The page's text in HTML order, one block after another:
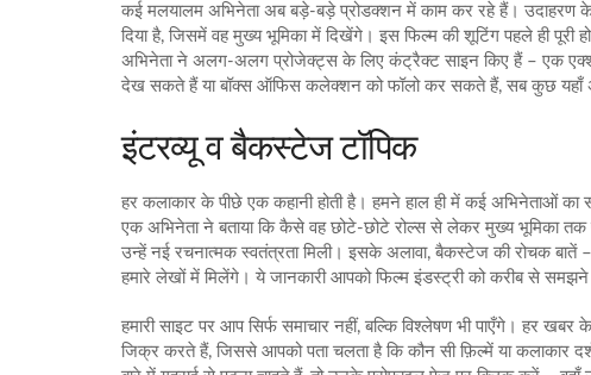
कई मलयालम अभिनेता अब बड़े‑बड़े प्रोडक्शन में काम कर रहे हैं। उदाहरण
दिया है, जिसमें वह मुख्य भूमिका में दिखेंगे। इस फिल्म की शूटिंग पहले ही पूरी
अभिनेता ने अलग‑अलग प्रोजेक्ट्स के लिए कंट्रैक्ट साइन किए हैं – एक
देख सकते हैं या बॉक्स ऑफिस कलेक्शन को फॉलो कर सकते हैं, सब कुछ यहाँ
इंटरव्यू व बैकस्टेज टॉपिक
हर कलाकार के पीछे एक कहानी होती है। हमने हाल ही में कई अभिनेताओं
एक अभिनेता ने बताया कि कैसे वह छोटे‑छोटे रोल्स से लेकर मुख्य भूमिका
उन्हें नई रचनात्मक स्वतंत्रता मिली। इसके अलावा, बैकस्टेज की रोचक बातें
हमारे लेखों में मिलेंगे। ये जानकारी आपको फिल्म इंडस्ट्री को करीब से
हमारी साइट पर आप सिर्फ समाचार नहीं, बल्कि विश्लेषण भी पाएँगे। हर
जिक्र करते हैं, जिससे आपको पता चलता है कि कौन सी फ़िल्में या कलाकार